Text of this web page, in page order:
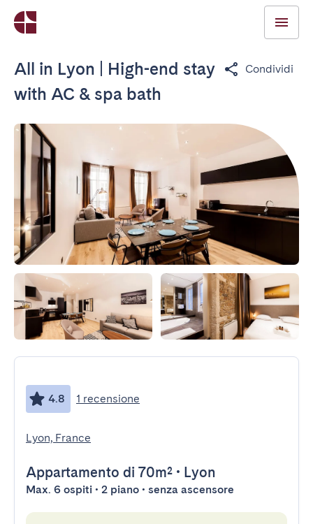
All in Lyon | High-end stay
with AC & spa bath
Condividi
4.8 1 recensione
Lyon, France
Appartamento di 70m² • Lyon
Max. 6 ospiti • 2 piano • senza ascensore